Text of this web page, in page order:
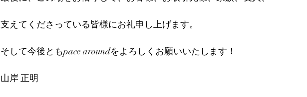
支えてくださっている皆様にお礼申し上げます。
そして今後ともpace aroundをよろしくお願いいたします！
山岸 正明